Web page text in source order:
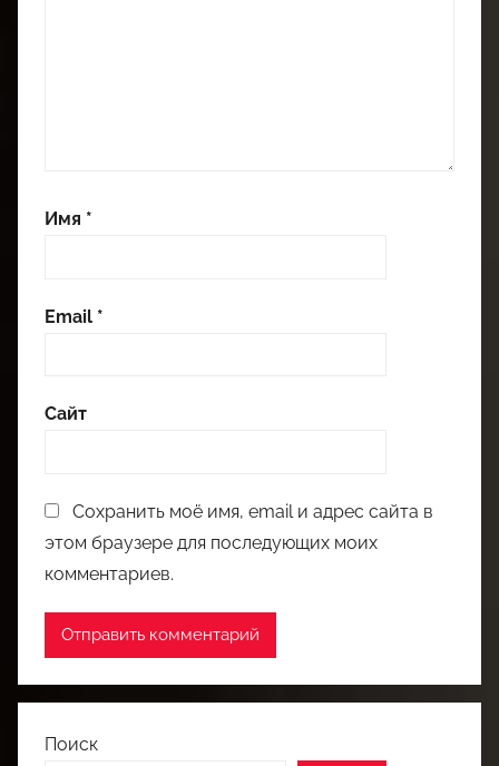
Имя *
Email *
Сайт
Сохранить моё имя, email и адрес сайта в
этом браузере для последующих моих
комментариев.
Поиск